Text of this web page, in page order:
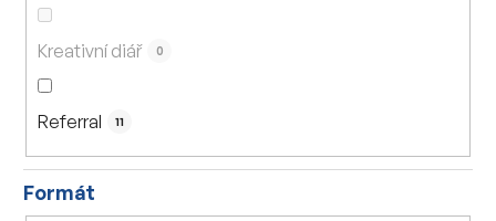
Kreativní diář 0
Referral 11
Formát